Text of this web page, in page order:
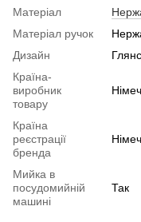
Матеріал
Матеріал ручок
Дизайн
Країна-
виробник
товару
Країна
реєстрації
бренда
Мийка в
посудомийній
машині
Так